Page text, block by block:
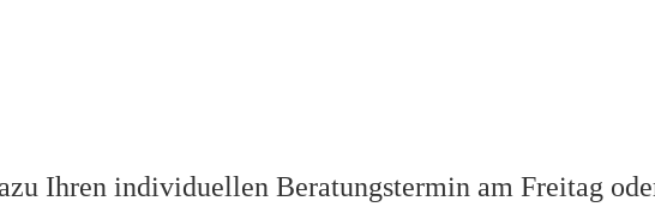
Ihren individuellen Beratungstermin am Freitag